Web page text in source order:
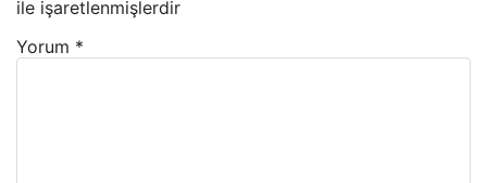
ile işaretlenmişlerdir
Yorum *